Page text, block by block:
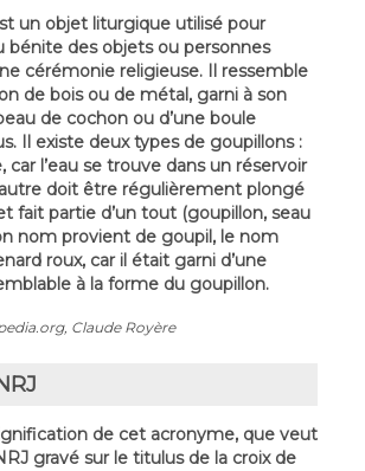
un objet liturgique utilisé pour
bénite des objets ou personnes
cérémonie religieuse. Il ressemble
de bois ou de métal, garni à son
de cochon ou d’une boule
Il existe deux types de goupillons :
car l’eau se trouve dans un réservoir
doit être régulièrement plongé
fait partie d’un tout (goupillon, seau
nom provient de goupil, le nom
roux, car il était garni d’une
à la forme du goupillon.
Claude Royère
de cet acronyme, que veut
gravé sur le titulus de la croix de